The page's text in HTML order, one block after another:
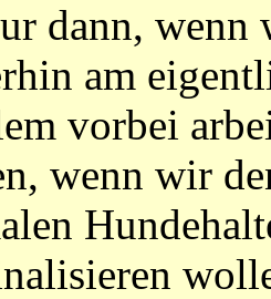
dann, wenn
am
vorbei
wenn wir